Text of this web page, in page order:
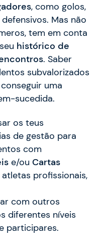
, como golos,
Mas não
tem em conta
histórico de
. Saber
subvalorizados
uma
sucedida.
os teus
de gestão para
com
e/ou Cartas
profissionais,
com outros
diferentes níveis
participares.